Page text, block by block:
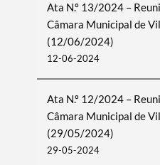
Ata N.º 13/2024 –
Câmara Municipal de
(12/06/2024)
12-06-2024
Ata N.º 12/2024 –
Câmara Municipal de
(29/05/2024)
29-05-2024